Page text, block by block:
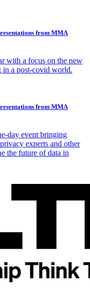
from MMA
with a focus on the new
in a post-covid world.
from MMA
day event bringing
experts and other
the future of data in